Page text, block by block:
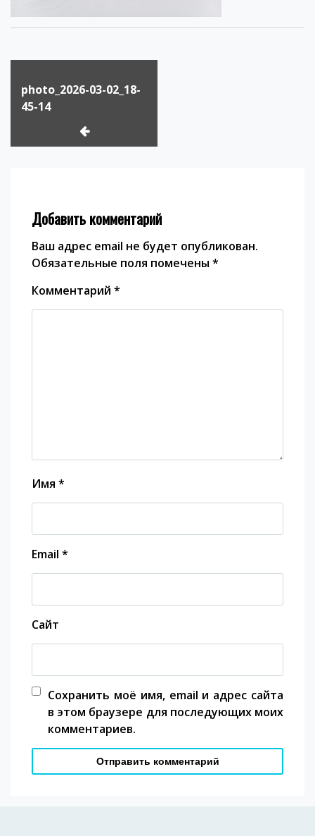
по
записям
photo_2026-03-02_18-
45-14
Добавить комментарий
Ваш адрес email не будет опубликован.
Обязательные поля помечены *
Комментарий *
Имя *
Email *
Сайт
Сохранить моё имя, email и адрес сайта
в этом браузере для последующих моих
комментариев.